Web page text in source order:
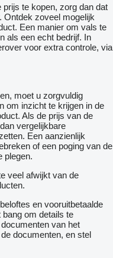
te kopen, zorg dan dat
Ontdek zoveel mogelijk
Een manier om vals te
als een echt bedrijf. In
voor extra controle, via
moet u zorgvuldig
om inzicht te krijgen in de
Als de prijs van de
vergelijkbare
Een aanzienlijk
of een poging van de
plegen.
veel afwijkt van de
en vooruitbetaalde
om details te
van het
documenten, en stel